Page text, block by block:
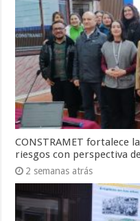
CONSTRAMET fortalece
riesgos con perspectiva
2 semanas atrás